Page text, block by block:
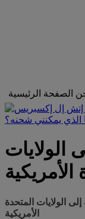
الصفحة الرئيسية
الذي يمكنني شحنه؟
الولايات
الأمريكية
الولايات المتحدة
الأمريكية